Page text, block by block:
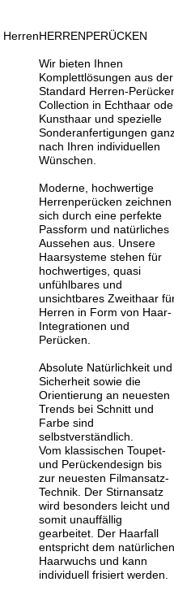
HerrenHERRENPERÜCKEN
Wir bieten Ihnen
Komplettlösungen aus der
Standard Herren-
Collection in Echthaar
Kunsthaar und spezielle
Sonderanfertigungen
nach Ihren individuellen
Wünschen.
Moderne, hochwertige
Herrenperücken zeichnen
sich durch eine perfekte
Passform und natürliches
Aussehen aus. Unsere
Haarsysteme stehen für
hochwertiges, quasi
unfühlbares und
unsichtbares Zweithaar
Herren in Form von Haar-
Integrationen und
Perücken.
Absolute Natürlichkeit und
Sicherheit sowie die
Orientierung an neuesten
Trends bei Schnitt und
Farbe sind
selbstverständlich.
Vom klassischen Toupet-
und Perückendesign bis
zur neuesten Filmansatz-
Technik. Der Stirnansatz
wird besonders leicht und
somit unauffällig
gearbeitet. Der Haarfall
entspricht dem natürlichen
Haarwuchs und kann
individuell frisiert werden.